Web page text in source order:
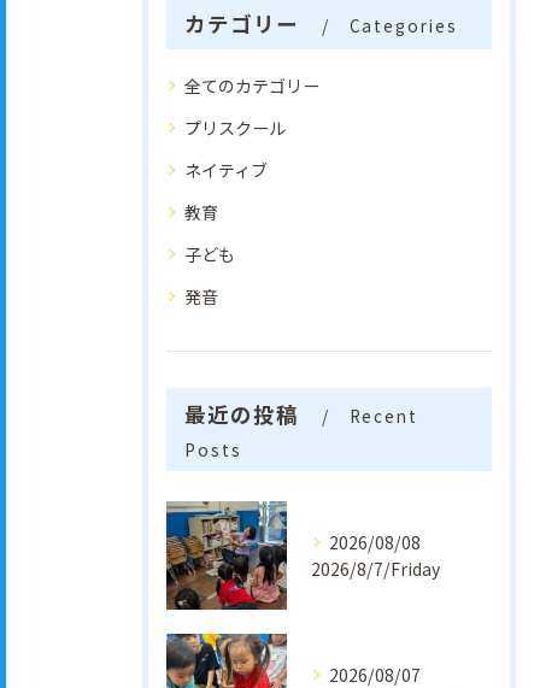
カテゴリー Categories
全てのカテゴリー
プリスクール
ネイティブ
教育
子ども
発音
最近の投稿
Recent
Posts
2026/08/08
2026/8/7/Friday
2026/08/07